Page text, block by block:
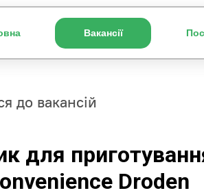
Вакансії
до вакансій
для
Droden